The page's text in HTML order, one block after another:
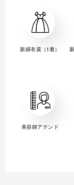
新婦衣裳（1着）
美容師アテンド